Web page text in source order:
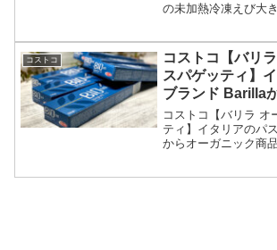
の未加熱冷凍えび大
コストコ
コストコ【バリ
スパゲッティ】
ブランド Barilla
ク商品が新発売
コストコ【バリラ オ
ティ】イタリアのパ
からオーガニック商